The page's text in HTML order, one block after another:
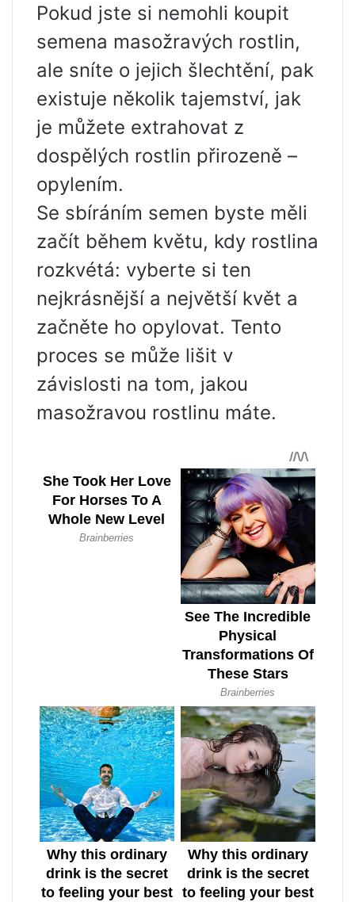
Pokud jste si nemohli koupit
semena masožravých rostlin,
ale sníte o jejich šlechtění, pak
existuje několik tajemství, jak
je můžete extrahovat z
dospělých rostlin přirozeně –
opylením.
Se sbíráním semen byste měli
začít během květu, kdy rostlina
rozkvétá: vyberte si ten
nejkrásnější a největší květ a
začněte ho opylovat. Tento
proces se může lišit v
závislosti na tom, jakou
masožravou rostlinu máte.